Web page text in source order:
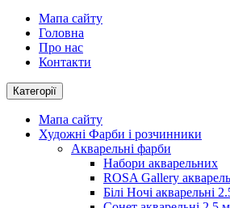
Мапа сайту
Головна
Про нас
Контакти
Категорії
Мапа сайту
Художні Фарби і розчинники
Акварельні фарби
Набори акварельних
ROSA Gallery
Білі Ночі акварельні